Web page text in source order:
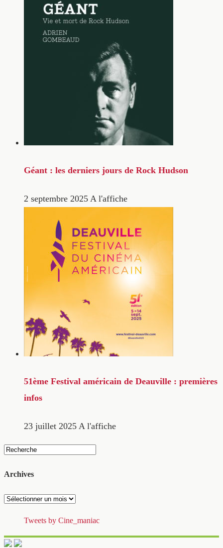
Géant : les derniers jours de Rock Hudson
2 septembre 2025 A l'affiche
51ème Festival américain de Deauville : premières
infos
23 juillet 2025 A l'affiche
Archives
Archives
Tweets by Cine_maniac